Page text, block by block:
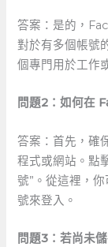
答案：是的，
對於有多個帳號
個專門用於工作
問題2：如何在
答案：首先，確
程式或網站。點
號”。從這裡，
號來登入。
問題3：若尚未